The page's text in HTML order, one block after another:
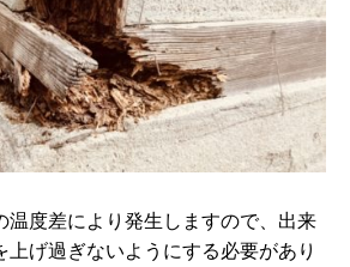
温度差により発生しますので、出来
上げ過ぎないようにする必要があり